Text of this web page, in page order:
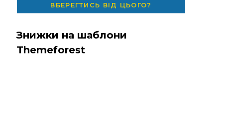
ВБЕРЕГТИСЬ ВІД ЦЬОГО?
Знижки на шаблони
Themeforest